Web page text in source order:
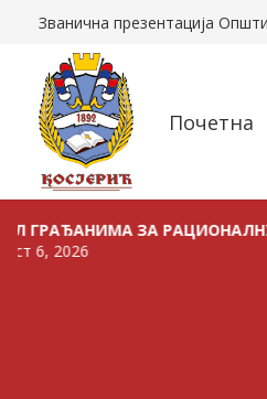
Званична презентација
Почетна
ЗА РАЦИОНАЛНУ